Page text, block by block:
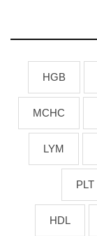
HGB
MCHC
LYM
PLT
HDL